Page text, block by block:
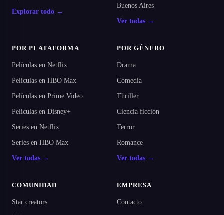
Explorar todo →
Buenos Aires
Ver todas →
POR PLATAFORMA
Películas en Netflix
Películas en HBO Max
Películas en Prime Video
Películas en Disney+
Series en Netflix
Series en HBO Max
Ver todas →
POR GÉNERO
Drama
Comedia
Thriller
Ciencia ficción
Terror
Romance
Ver todas →
COMUNIDAD
Star creators
EMPRESA
Contacto